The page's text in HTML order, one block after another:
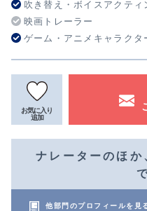
吹き替え・ボイスアクティ
映画トレーラー
ゲーム・アニメキャラクタ
お気に入り
追加
ナレーターのほ
他部門のプロフィールを見